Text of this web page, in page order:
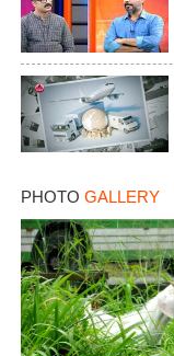
PHOTO GALLERY